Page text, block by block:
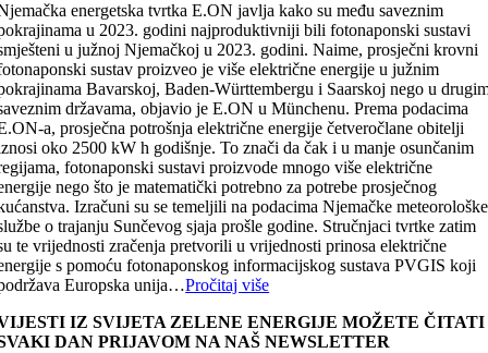
energetska tvrtka E.ON javlja kako su među saveznim
u 2023. godini najproduktivniji bili fotonaponski sustavi
u južnoj Njemačkoj u 2023. godini. Naime, prosječni krovni
sustav proizveo je više električne energije u južnim
Bavarskoj, Baden-Württembergu i Saarskoj nego u
državama, objavio je E.ON u Münchenu. Prema podacima
a, prosječna potrošnja električne energije četveročlane obitelji
oko 2500 kW h godišnje. To znači da čak i u manje osunčanim
fotonaponski sustavi proizvode mnogo više električne
nego što je matematički potrebno za potrebe prosječnog
Izračuni su se temeljili na podacima Njemačke meteorološke
o trajanju Sunčevog sjaja prošle godine. Stručnjaci tvrtke zatim
te vrijednosti zračenja pretvorili u vrijednosti prinosa električne
s pomoću fotonaponskog informacijskog sustava PVGIS koji
Europska unija…Pročitaj više
IZ SVIJETA ZELENE ENERGIJE MOŽETE ČITATI
DAN PRIJAVOM NA NAŠ NEWSLETTER